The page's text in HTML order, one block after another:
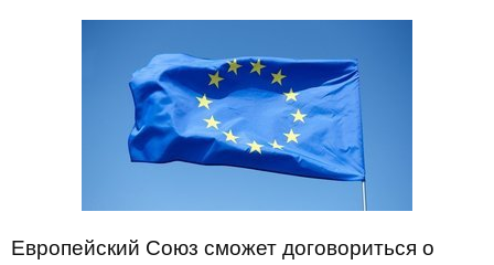
Европейский Союз сможет договориться о